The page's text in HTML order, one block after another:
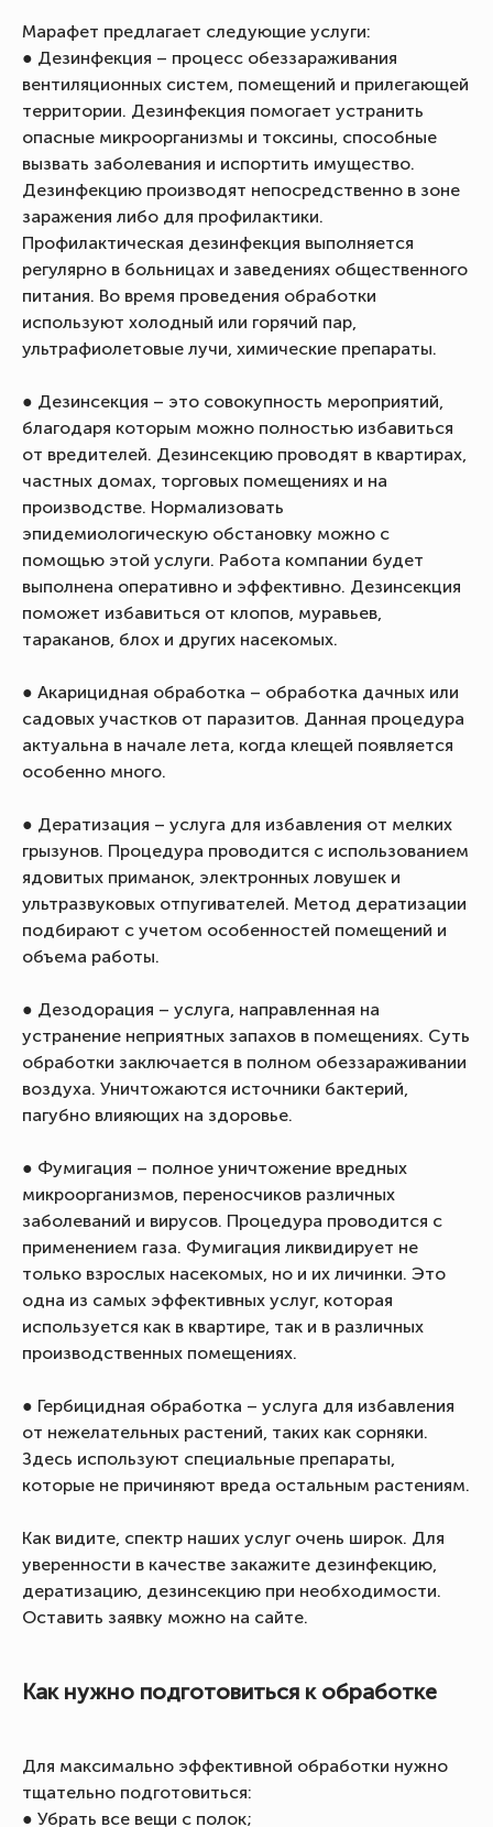
Марафет предлагает следующие услуги:
● Дезинфекция – процесс обеззараживания
вентиляционных систем, помещений и прилегающей
территории. Дезинфекция помогает устранить
опасные микроорганизмы и токсины, способные
вызвать заболевания и испортить имущество.
Дезинфекцию производят непосредственно в зоне
заражения либо для профилактики.
Профилактическая дезинфекция выполняется
регулярно в больницах и заведениях общественного
питания. Во время проведения обработки
используют холодный или горячий пар,
ультрафиолетовые лучи, химические препараты.
● Дезинсекция – это совокупность мероприятий,
благодаря которым можно полностью избавиться
от вредителей. Дезинсекцию проводят в квартирах,
частных домах, торговых помещениях и на
производстве. Нормализовать
эпидемиологическую обстановку можно с
помощью этой услуги. Работа компании будет
выполнена оперативно и эффективно. Дезинсекция
поможет избавиться от клопов, муравьев,
тараканов, блох и других насекомых.
● Акарицидная обработка – обработка дачных или
садовых участков от паразитов. Данная процедура
актуальна в начале лета, когда клещей появляется
особенно много.
● Дератизация – услуга для избавления от мелких
грызунов. Процедура проводится с использованием
ядовитых приманок, электронных ловушек и
ультразвуковых отпугивателей. Метод дератизации
подбирают с учетом особенностей помещений и
объема работы.
● Дезодорация – услуга, направленная на
устранение неприятных запахов в помещениях. Суть
обработки заключается в полном обеззараживании
воздуха. Уничтожаются источники бактерий,
пагубно влияющих на здоровье.
● Фумигация – полное уничтожение вредных
микроорганизмов, переносчиков различных
заболеваний и вирусов. Процедура проводится с
применением газа. Фумигация ликвидирует не
только взрослых насекомых, но и их личинки. Это
одна из самых эффективных услуг, которая
используется как в квартире, так и в различных
производственных помещениях.
● Гербицидная обработка – услуга для избавления
от нежелательных растений, таких как сорняки.
Здесь используют специальные препараты,
которые не причиняют вреда остальным растениям.
Как видите, спектр наших услуг очень широк. Для
уверенности в качестве закажите дезинфекцию,
дератизацию, дезинсекцию при необходимости.
Оставить заявку можно на сайте.
Как нужно подготовиться к обработке
Для максимально эффективной обработки нужно
тщательно подготовиться:
● Убрать все вещи с полок;